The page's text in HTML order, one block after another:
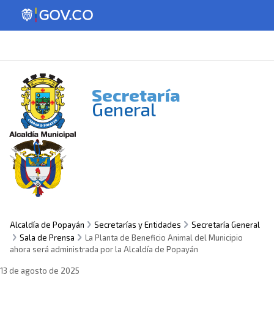
Secretaría
General
Alcaldía de Popayán Secretarías y Entidades
Secretaría General
Sala de Prensa
La Planta de Beneficio Animal del Municipio
ahora será administrada por la Alcaldía de Popayán
13 de agosto de 2025